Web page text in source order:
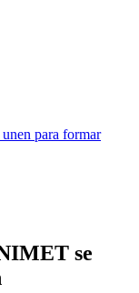
para formar
se